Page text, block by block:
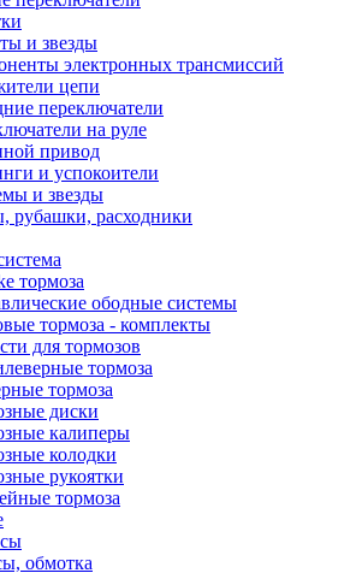
и звезды
электронных трансмиссий
цепи
переключатели
на руле
привод
и успокоители
и звезды
рубашки, расходники
тормоза
ободные системы
тормоза - комплекты
для тормозов
тормоза
тормоза
диски
калиперы
колодки
рукоятки
тормоза
обмотка